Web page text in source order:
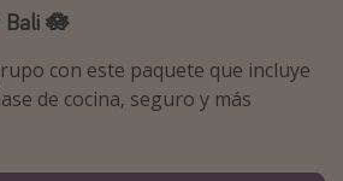
Activas
🪷
con este paquete que incluye
de cocina, seguro y más